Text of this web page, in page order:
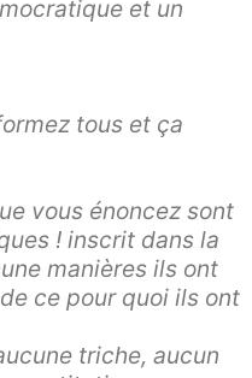
et un
tous et ça
vous énoncez sont
! inscrit dans la
manières ils ont
ce pour quoi ils ont
triche, aucun